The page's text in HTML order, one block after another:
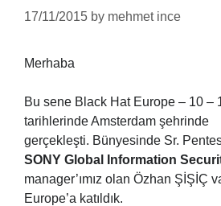
17/11/2015 by mehmet ince
Merhaba
Bu sene Black Hat Europe – 10 –
tarihlerinde Amsterdam şehrinde
gerçekleşti. Bünyesinde Sr.
SONY Global Information
manager’ımız olan Özhan ŞİŞİÇ
Europe’a katıldık.